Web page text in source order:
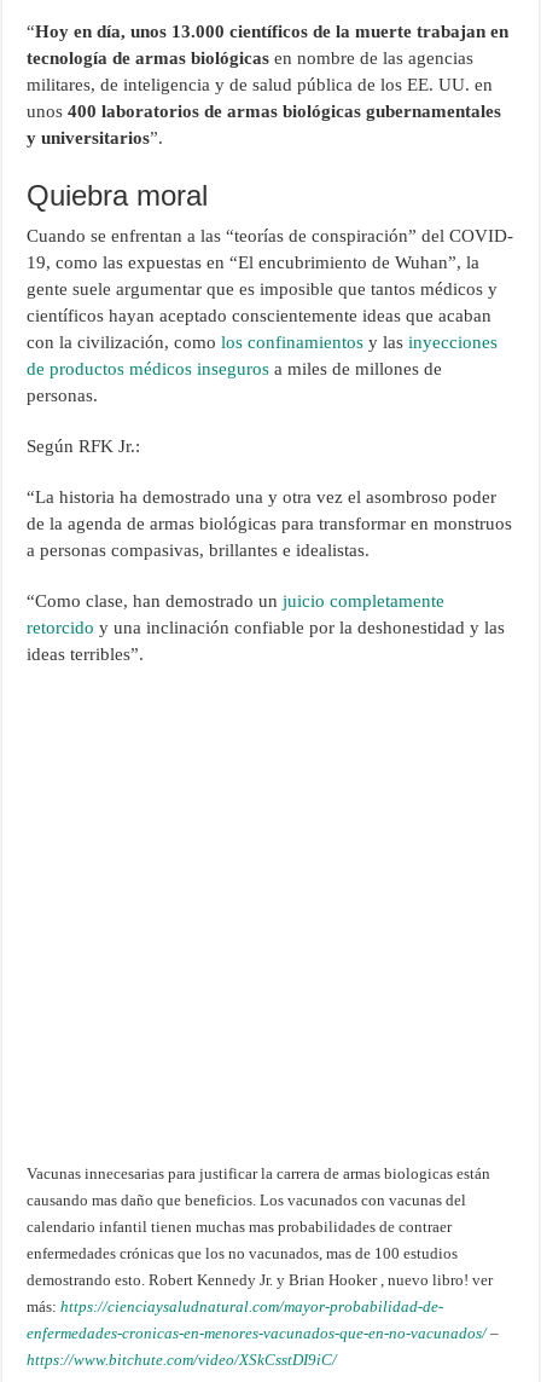
“Hoy en día, unos 13.000 científicos de la muerte trabajan en
tecnología de armas biológicas en nombre de las agencias
militares, de inteligencia y de salud pública de los EE. UU. en
unos400 laboratorios de armas biológicas gubernamentales
y universitarios”.
Quiebra moral
Cuando se enfrentan a las “teorías de conspiración” del COVID-
19, como las expuestas en “El encubrimiento de Wuhan”, la
gente suele argumentar que es imposible que tantos médicos y
científicos hayan aceptado conscientemente ideas que acaban
con la civilización, comolos confinamientos y lasinyecciones
de productos médicos inseguros a miles de millones de
personas.
Según RFK Jr.:
“La historia ha demostrado una y otra vez el asombroso poder
de la agenda de armas biológicas para transformar en monstruos
a personas compasivas, brillantes e idealistas.
“Como clase, han demostrado unjuicio completamente
retorcido y una inclinación confiable por la deshonestidad y las
ideas terribles”.
Vacunas innecesarias para justificar la carrera de armas biologicas están
causando mas daño que beneficios. Los vacunados con vacunas del
calendario infantil tienen muchas mas probabilidades de contraer
enfermedades crónicas que los no vacunados, mas de 100 estudios
demostrando esto. Robert Kennedy Jr. y Brian Hooker , nuevo libro! ver
más:https://cienciaysaludnatural.com/mayor-probabilidad-de-
enfermedades-cronicas-en-menores-vacunados-que-en-no-vacunados/–
https://www.bitchute.com/video/XSkCsstDI9iC/